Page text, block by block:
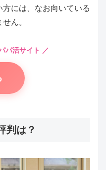
には、なお向いている
ん。
パ活サイト ／
判は？